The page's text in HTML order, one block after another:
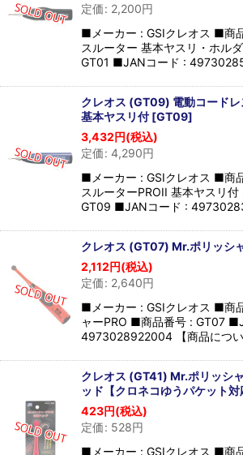
定価: 2,200円
■メーカー : GSIクレオス ■商
スルーター 基本ヤスリ・ホル
GT01 ■JANコード :
クレオス (GT09) 電動コードレ
基本ヤスリ付[GT09]
3,432円(税込)
定価: 4,290円
■メーカー : GSIクレオス ■商
スルーターPROII 基本ヤスリ
GT09 ■JANコード :
クレオス (GT07) Mr.ポリッシ
2,112円(税込)
定価: 2,640円
■メーカー : GSIクレオス ■商
ャーPRO ■商品番号 : GT07
4973028922004 【商品につ
クレオス (GT41) Mr.ポリッシ
ッド【クロネコゆうパケット対
423円(税込)
定価: 528円
■メーカー : GSIクレオス ■商